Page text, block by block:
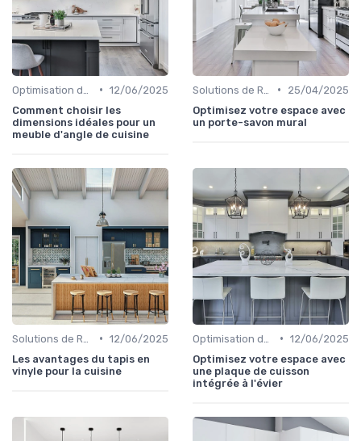
• 12/06/2025
Comment choisir les
dimensions idéales pour un
meuble d'angle de cuisine
•
25/04/2025
Optimisez votre espace avec
un porte-savon mural
• 12/06/2025
Les avantages du tapis en
vinyle pour la cuisine
• 12/06/2025
Optimisez votre espace avec
une plaque de cuisson
intégrée à l'évier